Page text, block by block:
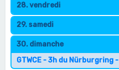
28. vendredi
29. samedi
30. dimanche
GTWCE - 3h du Nürburgring -